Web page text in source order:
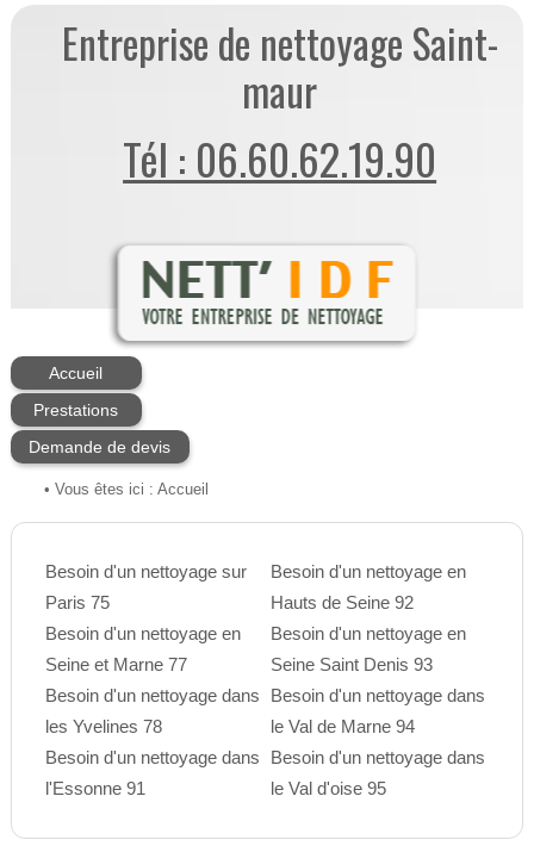
Entreprise de nettoyage Saint-
maur
Tél : 06.60.62.19.90
Accueil
Prestations
Demande de devis
• Vous êtes ici : Accueil
Besoin d'un nettoyage sur
Paris 75
Besoin d'un nettoyage en
Seine et Marne 77
Besoin d'un nettoyage dans
les Yvelines 78
Besoin d'un nettoyage dans
l'Essonne 91
Besoin d'un nettoyage en
Hauts de Seine 92
Besoin d'un nettoyage en
Seine Saint Denis 93
Besoin d'un nettoyage dans
le Val de Marne 94
Besoin d'un nettoyage dans
le Val d'oise 95